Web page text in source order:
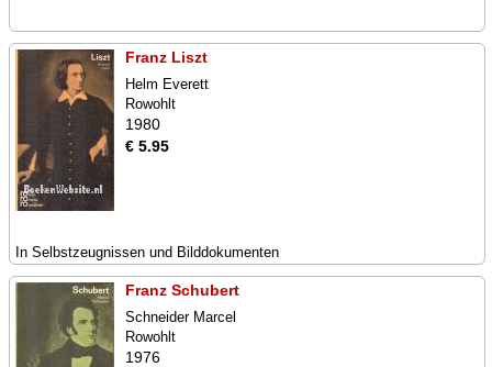
Franz Liszt
Helm Everett
Rowohlt
1980
€ 5.95
In Selbstzeugnissen und Bilddokumenten
Franz Schubert
Schneider Marcel
Rowohlt
1976